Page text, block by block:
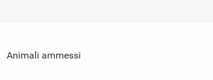
Animali ammessi